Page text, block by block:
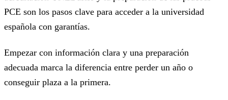
PCE son los pasos clave para acceder a la universidad
española con garantías.
Empezar con información clara y una preparación
adecuada marca la diferencia entre perder un año o
conseguir plaza a la primera.